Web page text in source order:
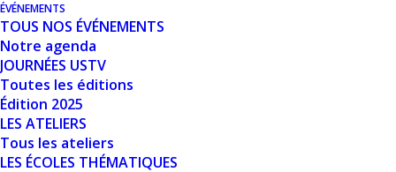
ÉVÉNEMENTS
TOUS NOS ÉVÉNEMENTS
Notre agenda
JOURNÉES USTV
Toutes les éditions
Édition 2025
LES ATELIERS
Tous les ateliers
LES ÉCOLES THÉMATIQUES
Nombre de fichiers
Date de création
Dernière mise à jour